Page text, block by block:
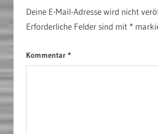
Deine E-Mail-Adresse wird nicht
Erforderliche Felder sind mit *
Kommentar *